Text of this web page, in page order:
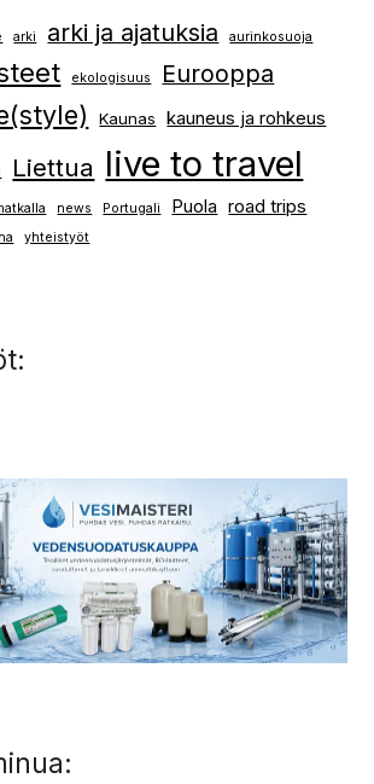
arki arki ja ajatuksia aurinkosuoja
ekologisuus Eurooppa
Kaunas kauneus ja rohkeus
Liettua live to travel
news Portugali Puola road trips
yhteistyöt